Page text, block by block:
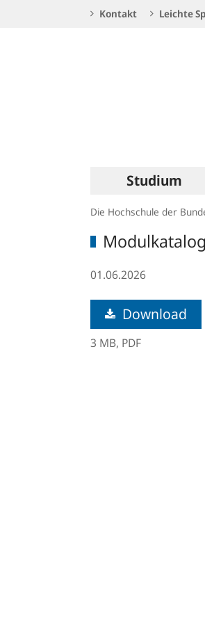
Kontakt Leichte
Hauptnavigation
Studium
Die Hochschule der
01.06.2026
Download
3 MB, PDF